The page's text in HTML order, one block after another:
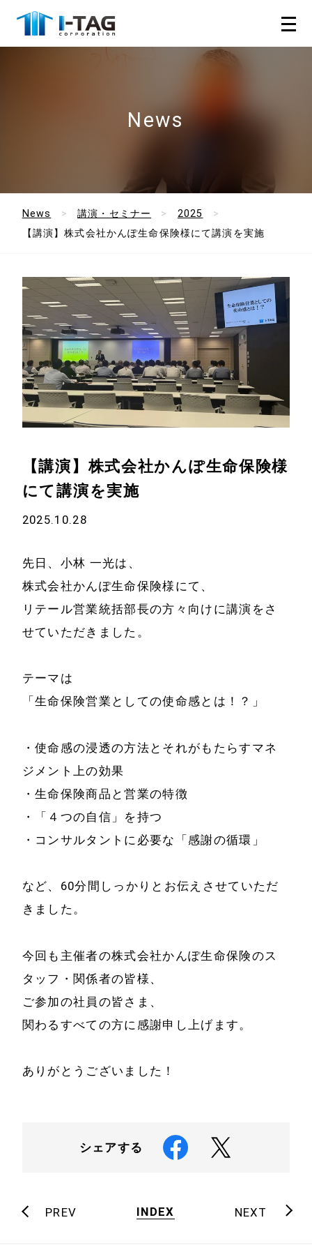
代表プロフィール
事例と実績
事例と実績
導入企業一覧
特定商取引法に基
メールマガジン
News
News 講演・セミナー
2025
【講演】株式会社かんぽ生命保険様にて講演を実施
【講演】株式会社かんぽ生命保険様
にて講演を実施
2025.10.28
先日、小林 一光は、
株式会社かんぽ生命保険様にて、
リテール営業統括部長の方々向けに講演をさ
せていただきました。
テーマは
「生命保険営業としての使命感とは！？」
・使命感の浸透の方法とそれがもたらすマネ
ジメント上の効果
・生命保険商品と営業の特徴
・「４つの自信」を持つ
・コンサルタントに必要な「感謝の循環」
など、60分間しっかりとお伝えさせていただ
きました。
今回も主催者の株式会社かんぽ生命保険のス
タッフ・関係者の皆様、
ご参加の社員の皆さま、
関わるすべての方に感謝申し上げます。
ありがとうございました！
シェアする
PREV INDEX NEXT